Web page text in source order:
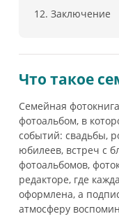
Заключение
Что такое
Семейная
фотоальбом, в
событий: свадьбы,
юбилеев, встреч с
фотоальбомов,
редакторе, где
оформлена, а
атмосферу